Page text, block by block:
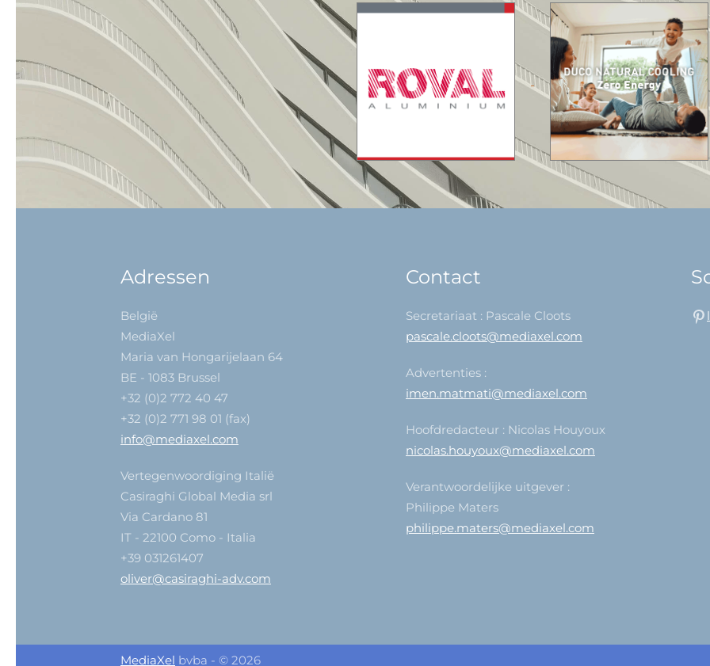
Adressen
België
MediaXel
Maria van Hongarijelaan 64
BE - 1083 Brussel
+32 (0)2 772 40 47
+32 (0)2 771 98 01 (fax)
info@mediaxel.com
Vertegenwoordiging Italië
Casiraghi Global Media srl
Via Cardano 81
IT - 22100 Como - Italia
+39 031261407
oliver@casiraghi-adv.com
Contact
Secretariaat : Pascale Cloots
pascale.cloots@mediaxel.com
Advertenties :
imen.matmati@mediaxel.com
Hoofdredacteur : Nicolas Houyoux
nicolas.houyoux@mediaxel.com
Verantwoordelijke uitgever :
Philippe Maters
philippe.maters@mediaxel.com
MediaXel bvba - © 2026